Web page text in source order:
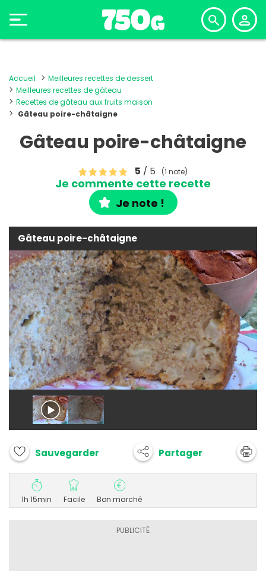
Accueil
Meilleures recettes de dessert
Meilleures recettes de gâteau
Recettes de gâteau aux fruits maison
Gâteau poire-châtaigne
Gâteau poire-châtaigne
5 / 5 (1 note)
Je commente cette recette
Je note !
Gâteau poire-châtaigne
Sauvegarder Partager
1h 15min Facile Bon marché